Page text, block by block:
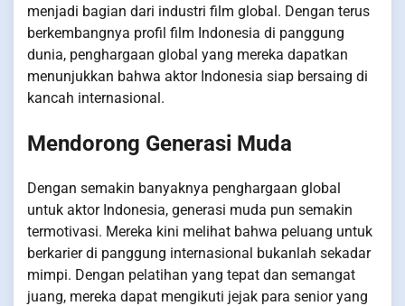
menjadi bagian dari industri film global. Dengan terus
berkembangnya profil film Indonesia di panggung
dunia, penghargaan global yang mereka dapatkan
menunjukkan bahwa aktor Indonesia siap bersaing di
kancah internasional.
Mendorong Generasi Muda
Dengan semakin banyaknya penghargaan global
untuk aktor Indonesia, generasi muda pun semakin
termotivasi. Mereka kini melihat bahwa peluang untuk
berkarier di panggung internasional bukanlah sekadar
mimpi. Dengan pelatihan yang tepat dan semangat
juang, mereka dapat mengikuti jejak para senior yang